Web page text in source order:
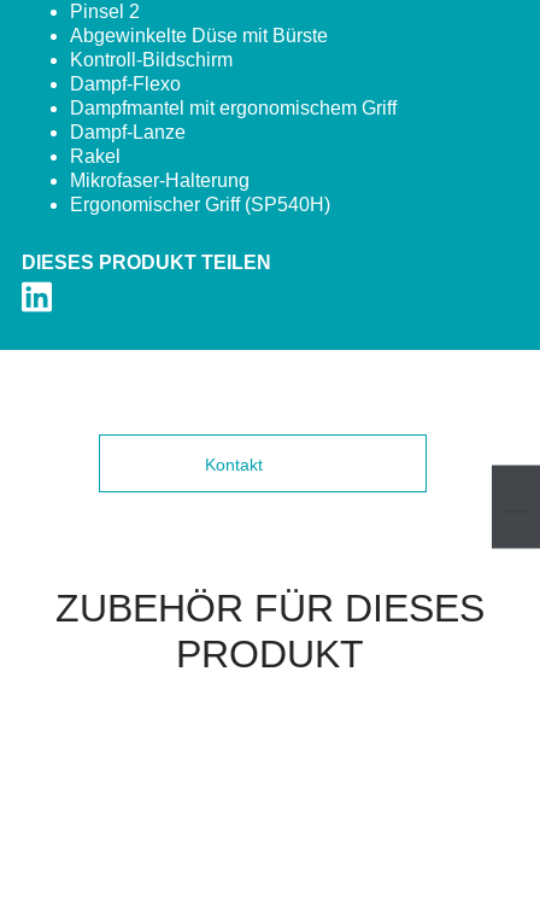
Pinsel 2
Abgewinkelte Düse mit Bürste
Kontroll-Bildschirm
Dampf-Flexo
Dampfmantel mit ergonomischem Griff
Dampf-Lanze
Rakel
Mikrofaser-Halterung
Ergonomischer Griff (SP540H)
DIESES PRODUKT TEILEN
Kontakt
ZUBEHÖR FÜR DIESES
PRODUKT